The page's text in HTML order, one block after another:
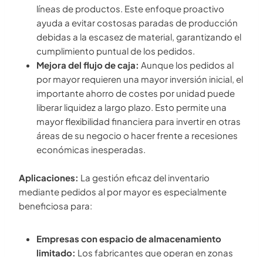
líneas de productos. Este enfoque proactivo
ayuda a evitar costosas paradas de producción
debidas a la escasez de material, garantizando el
cumplimiento puntual de los pedidos.
Mejora del flujo de caja: Aunque los pedidos al
por mayor requieren una mayor inversión inicial, el
importante ahorro de costes por unidad puede
liberar liquidez a largo plazo. Esto permite una
mayor flexibilidad financiera para invertir en otras
áreas de su negocio o hacer frente a recesiones
económicas inesperadas.
Aplicaciones: La gestión eficaz del inventario
mediante pedidos al por mayor es especialmente
beneficiosa para:
Empresas con espacio de almacenamiento
limitado: Los fabricantes que operan en zonas